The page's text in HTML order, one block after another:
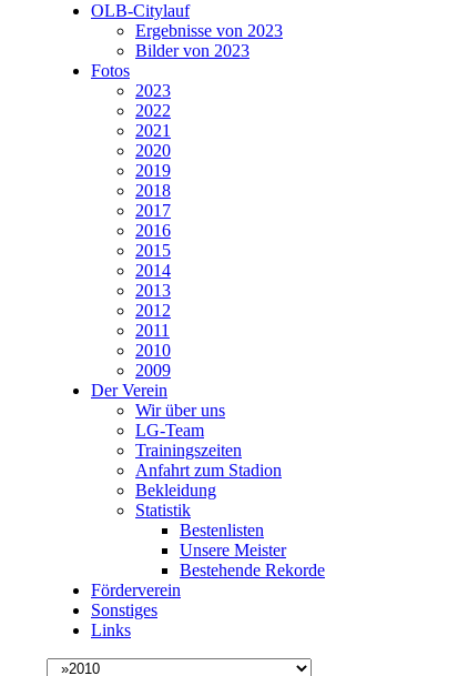
OLB-Citylauf
Ergebnisse von 2023
Bilder von 2023
Fotos
2023
2022
2021
2020
2019
2018
2017
2016
2015
2014
2013
2012
2011
2010
2009
Der Verein
Wir über uns
LG-Team
Trainingszeiten
Anfahrt zum Stadion
Bekleidung
Statistik
Bestenlisten
Unsere Meister
Bestehende Rekorde
Förderverein
Sonstiges
Links